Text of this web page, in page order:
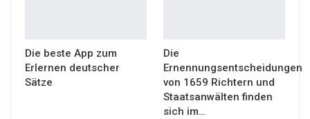
Die beste App zum
Erlernen deutscher
Sätze
Die
Ernennungsentscheidungen
von 1659 Richtern und
Staatsanwälten finden
sich im…